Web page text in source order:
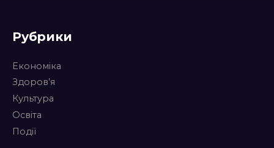
Рубрики
Економіка
Здоров’я
Культура
Освіта
Події